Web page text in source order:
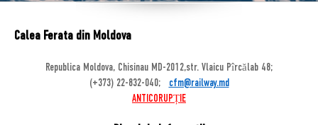
Calea Ferata din Moldova
Republica Moldova, Chisinau MD-2012,str. Vlaicu Pîrcălab 48;
(+373) 22-832-040;
cfm@railway.md
ANTICORUPȚIE